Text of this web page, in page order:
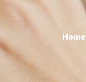
Home